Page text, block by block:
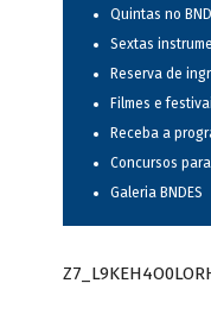
Quintas no
Sextas
Reserva de
Filmes e
Receba a
Concursos
Galeria BNDES